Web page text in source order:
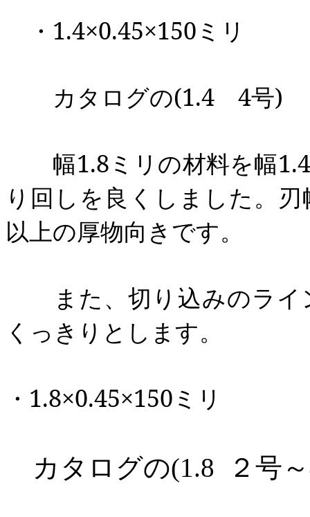
・1.4×0.45×150ミリ
カタログの(1.4 4号)
幅1.8ミリの材料を幅1.4
り回しを良くしました。
以上の厚物向きです。
また、切り込みのライ
くっきりとします。
・ 1.8×0.45×150ミリ
カタログの(1.8 ２号 ～